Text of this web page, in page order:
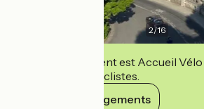
2/16
Cet établissement est Accueil
accueillir des cyclistes.
Voir ses engagements